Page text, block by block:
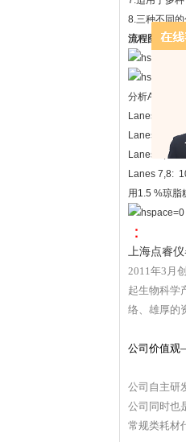
8.三种不同
流程图
分析
Lanes 1,2: 5
Lanes 3,4: 1
Lanes 5,6:
Lanes 7,8:
用1.5 %琼脂
：
上海点睿
2011年3月
起生物科学
络、雄厚的
公司价值观
公司自主研
公司同时也
常规类耗材